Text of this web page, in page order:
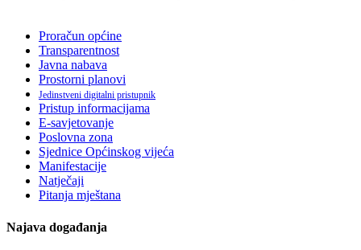
Proračun općine
Transparentnost
Javna nabava
Prostorni planovi
Jedinstveni digitalni pristupnik
Pristup informacijama
E-savjetovanje
Poslovna zona
Sjednice Općinskog vijeća
Manifestacije
Natječaji
Pitanja mještana
Najava događanja